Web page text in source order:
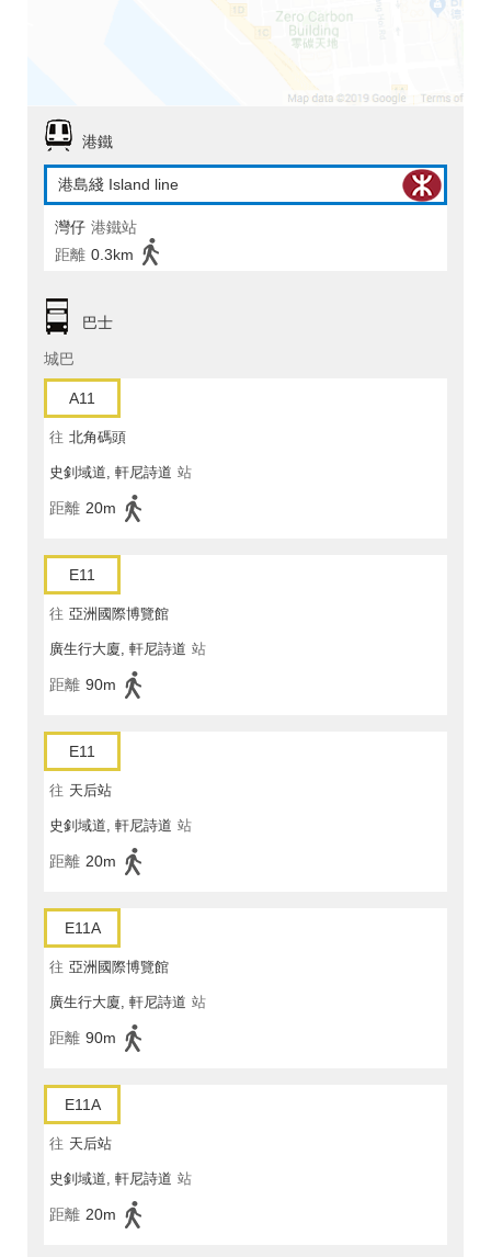
港鐵
港島綫 Island line
灣仔 港鐵站
距離 0.3km
巴士
城巴
A11
往 北角碼頭
史釗域道, 軒尼詩道 站
距離 20m
E11
往 亞洲國際博覽館
廣生行大廈, 軒尼詩道 站
距離 90m
E11
往 天后站
史釗域道, 軒尼詩道 站
距離 20m
E11A
往 亞洲國際博覽館
廣生行大廈, 軒尼詩道 站
距離 90m
E11A
往 天后站
史釗域道, 軒尼詩道 站
距離 20m